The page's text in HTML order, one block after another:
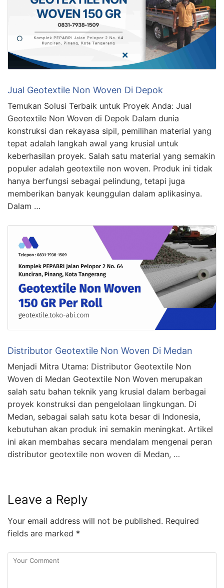
Jual Geotextile Non Woven Di Depok
Temukan Solusi Terbaik untuk Proyek Anda: Jual
Geotextile Non Woven di Depok Dalam dunia
konstruksi dan rekayasa sipil, pemilihan material yang
tepat adalah langkah awal yang krusial untuk
keberhasilan proyek. Salah satu material yang semakin
populer adalah geotextile non woven. Produk ini tidak
hanya berfungsi sebagai pelindung, tetapi juga
memberikan banyak keunggulan dalam aplikasinya.
Dalam …
Distributor Geotextile Non Woven Di Medan
Menjadi Mitra Utama: Distributor Geotextile Non
Woven di Medan Geotextile Non Woven merupakan
salah satu bahan teknik yang krusial dalam berbagai
proyek konstruksi dan pengelolaan lingkungan. Di
Medan, sebagai salah satu kota besar di Indonesia,
kebutuhan akan produk ini semakin meningkat. Artikel
ini akan membahas secara mendalam mengenai peran
distributor geotextile non woven di Medan, …
Leave a Reply
Your email address will not be published. Required
fields are marked *